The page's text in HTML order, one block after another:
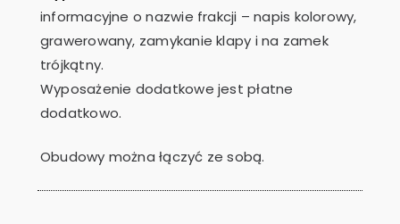
informacyjne o nazwie frakcji – napis kolorowy,
grawerowany, zamykanie klapy i na zamek
trójkątny.
Wyposażenie dodatkowe jest płatne
dodatkowo.
Obudowy można łączyć ze sobą.